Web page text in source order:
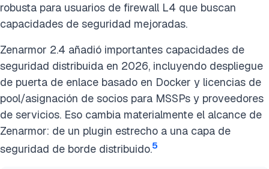
robusta para usuarios de firewall L4 que buscan
capacidades de seguridad mejoradas.
Zenarmor 2.4 añadió importantes capacidades de
seguridad distribuida en 2026, incluyendo despliegue
de puerta de enlace basado en Docker y licencias de
pool/asignación de socios para MSSPs y proveedores
de servicios. Eso cambia materialmente el alcance de
Zenarmor: de un plugin estrecho a una capa de
seguridad de borde distribuido.5